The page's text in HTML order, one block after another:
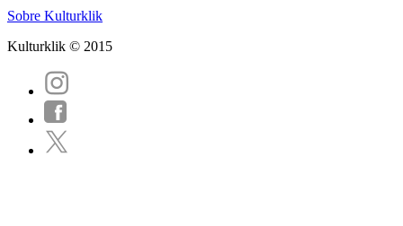
Sobre Kulturklik
Kulturklik © 2015